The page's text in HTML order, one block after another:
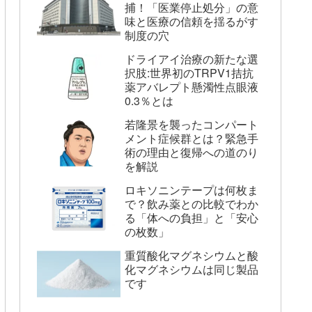
捕！「医業停止処分」の意
味と医療の信頼を揺るがす
制度の穴
ドライアイ治療の新たな選
択肢:世界初のTRPV1拮抗
薬アバレプト懸濁性点眼液
0.3％とは
若隆景を襲ったコンパート
メント症候群とは？緊急手
術の理由と復帰への道のり
を解説
ロキソニンテープは何枚ま
で？飲み薬との比較でわか
る「体への負担」と「安心
の枚数」
重質酸化マグネシウムと酸
化マグネシウムは同じ製品
です